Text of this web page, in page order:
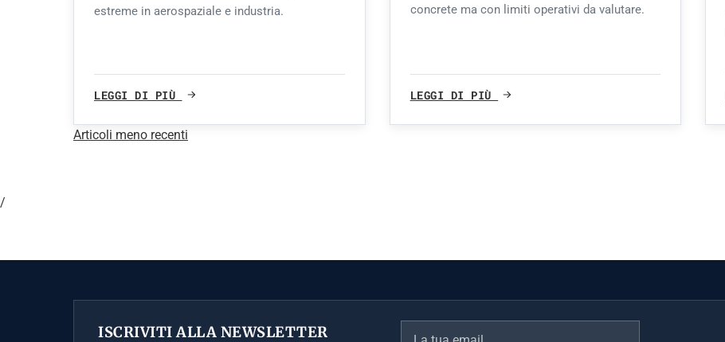
estreme in aerospaziale e industria.
LEGGI DI PIÙ
concrete ma con limiti operativi da valutare.
LEGGI DI PIÙ
Navigazione
Articoli meno recenti
/
ISCRIVITI ALLA NEWSLETTER